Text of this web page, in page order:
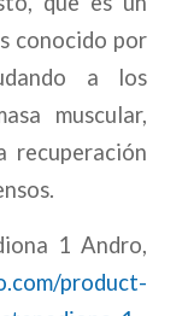
conocido por
a los
muscular,
recuperación
1 Andro,
product-